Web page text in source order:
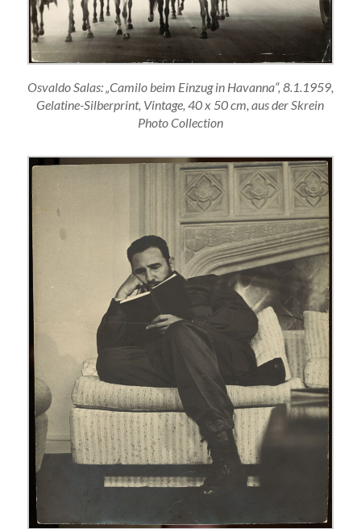
Osvaldo Salas: „Camilo beim Einzug in Havanna“, 8.1.1959,
Gelatine-Silberprint, Vintage, 40 x 50 cm, aus der Skrein
Photo Collection